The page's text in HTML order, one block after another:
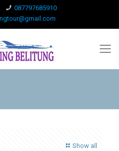
087797685910
Show all